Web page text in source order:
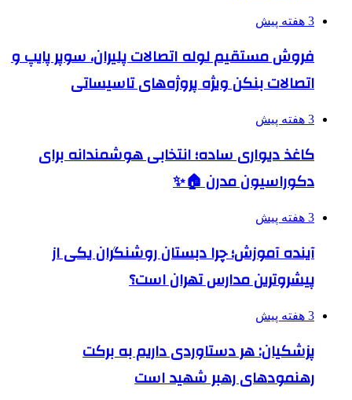
3 هفته پیش
فروش مستقیم لوله اتصالات پلیران، سوپر پایپ و
اتصالات بنکن ویژه پروژه‌های تاسیساتی
3 هفته پیش
کاغذ دیواری ساده؛ انتخابی هوشمندانه برای
دکوراسیون مدرن 🏠✨
3 هفته پیش
آینده آموزش؛ چرا دبستان روشنگران یکی از
پیشروترین مدارس تهران است؟
3 هفته پیش
پزشکیان: هر دستاوردی داریم به برکت
رهنمودهای رهبر شهید است